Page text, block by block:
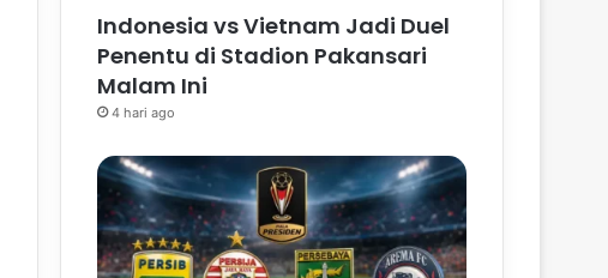
Indonesia vs Vietnam Jadi Duel
Penentu di Stadion Pakansari
Malam Ini
4 hari ago